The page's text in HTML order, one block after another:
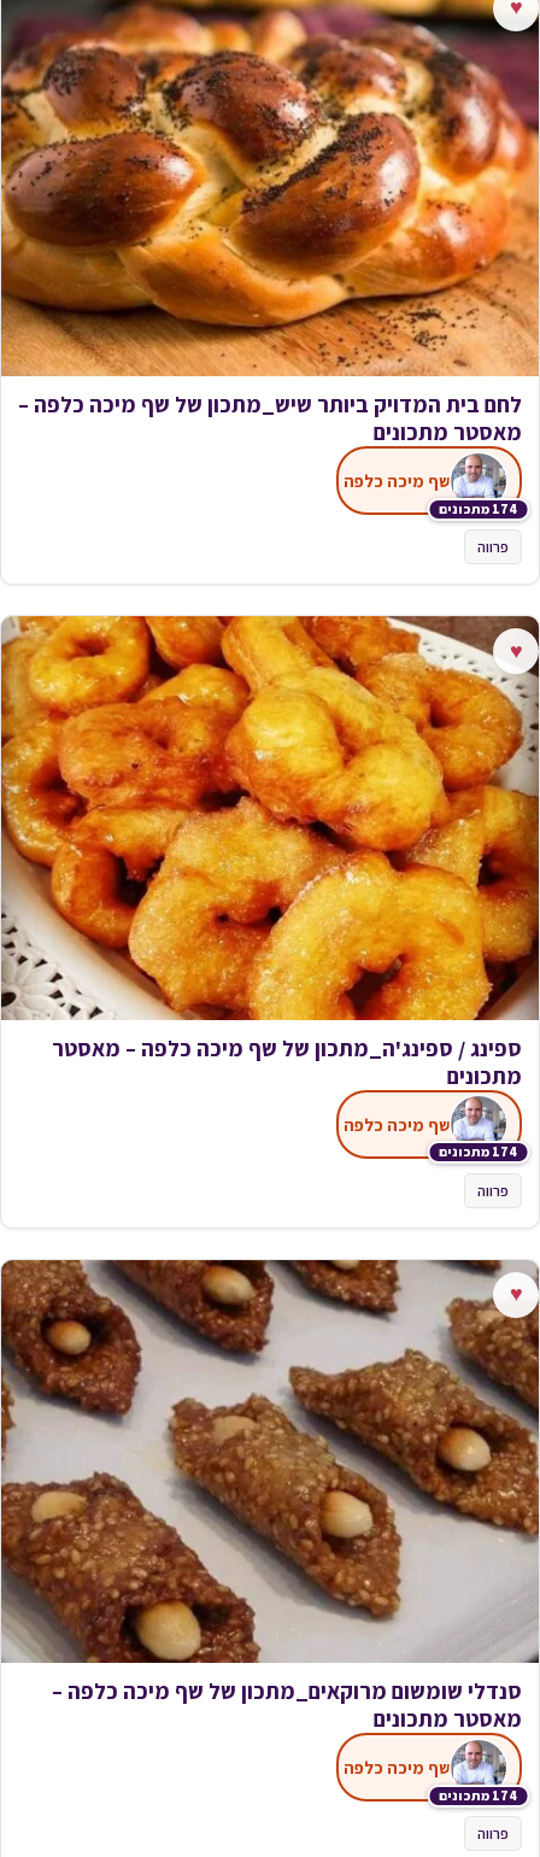
♥
לחם בית המדויק ביותר שיש_מתכון של שף מיכה כלפה –
מאסטר מתכונים
174 מתכונים
שף מיכה כלפה
פרווה
♥
ספינג / ספינג'ה_מתכון של שף מיכה כלפה – מאסטר
מתכונים
174 מתכונים
שף מיכה כלפה
פרווה
♥
סנדלי שומשום מרוקאים_מתכון של שף מיכה כלפה –
מאסטר מתכונים
174 מתכונים
שף מיכה כלפה
פרווה